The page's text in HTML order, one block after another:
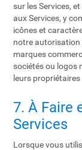
sur les Services,
aux Services, y
icônes et
notre autorisation
marques
sociétés ou logos
leurs
7. À Faire
Services
Lorsque vous